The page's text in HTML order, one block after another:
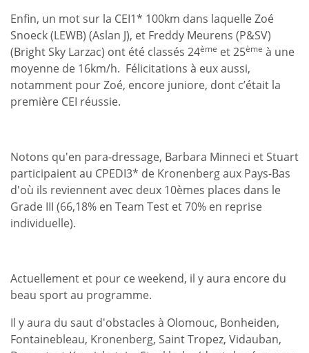
Enfin, un mot sur la CEI1* 100km dans laquelle Zoé
Snoeck (LEWB) (Aslan J), et Freddy Meurens (P&SV)
(Bright Sky Larzac) ont été classés 24ème et 25ème à une
moyenne de 16km/h. Félicitations à eux aussi,
notamment pour Zoé, encore juniore, dont c’était la
première CEI réussie.
Notons qu'en para-dressage, Barbara Minneci et Stuart
participaient au CPEDI3* de Kronenberg aux Pays-Bas
d'où ils reviennent avec deux 10èmes places dans le
Grade III (66,18% en Team Test et 70% en reprise
individuelle).
Actuellement et pour ce weekend, il y aura encore du
beau sport au programme.
Il y aura du saut d'obstacles à Olomouc, Bonheiden,
Fontainebleau, Kronenberg, Saint Tropez, Vidauban,